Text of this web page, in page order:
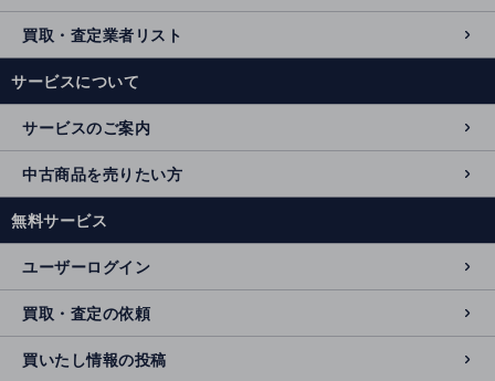
買取・査定業者リスト
サービスについて
サービスのご案内
中古商品を売りたい方
無料サービス
ユーザーログイン
買取・査定の依頼
買いたし情報の投稿